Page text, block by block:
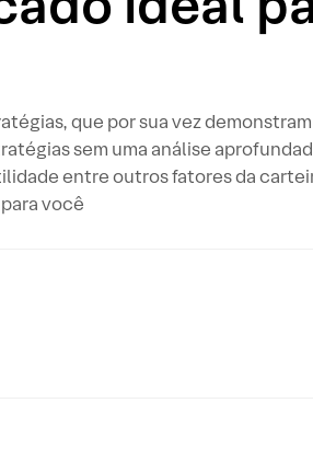
que por sua vez
sem uma análise
entre outros fatores da
você